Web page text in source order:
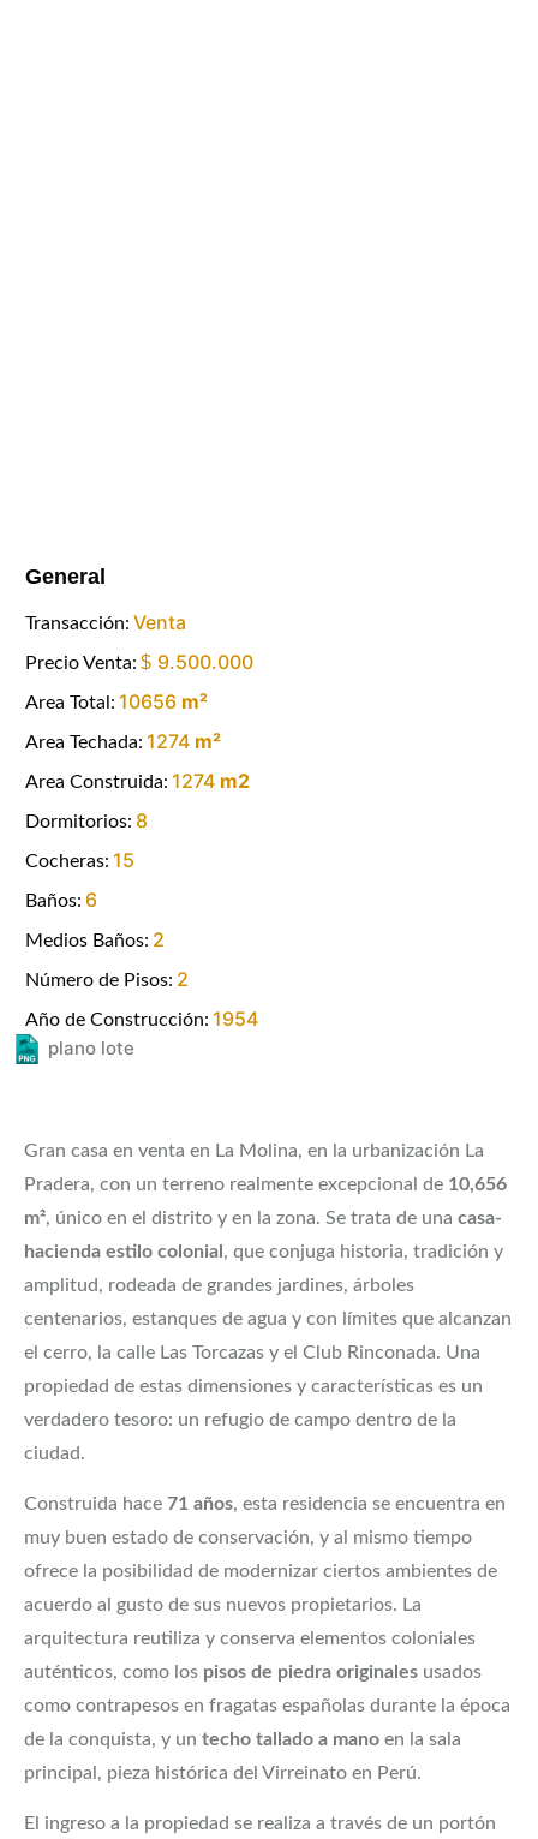
General
Transacción: Venta
Precio Venta: $ 9.500.000
Area Total: 10656 m²
Area Techada: 1274 m²
Area Construida: 1274 m2
Dormitorios: 8
Cocheras: 15
Baños: 6
Medios Baños: 2
Número de Pisos: 2
Año de Construcción: 1954
plano lote
Gran casa en venta en La Molina, en la urbanización La
Pradera, con un terreno realmente excepcional de 10,656
m², único en el distrito y en la zona. Se trata de una casa-
hacienda estilo colonial, que conjuga historia, tradición y
amplitud, rodeada de grandes jardines, árboles
centenarios, estanques de agua y con límites que alcanzan
el cerro, la calle Las Torcazas y el Club Rinconada. Una
propiedad de estas dimensiones y características es un
verdadero tesoro: un refugio de campo dentro de la
ciudad.
Construida hace 71 años, esta residencia se encuentra en
muy buen estado de conservación, y al mismo tiempo
ofrece la posibilidad de modernizar ciertos ambientes de
acuerdo al gusto de sus nuevos propietarios. La
arquitectura reutiliza y conserva elementos coloniales
auténticos, como los pisos de piedra originales usados
como contrapesos en fragatas españolas durante la época
de la conquista, y un techo tallado a mano en la sala
principal, pieza histórica del Virreinato en Perú.
El ingreso a la propiedad se realiza a través de un portón